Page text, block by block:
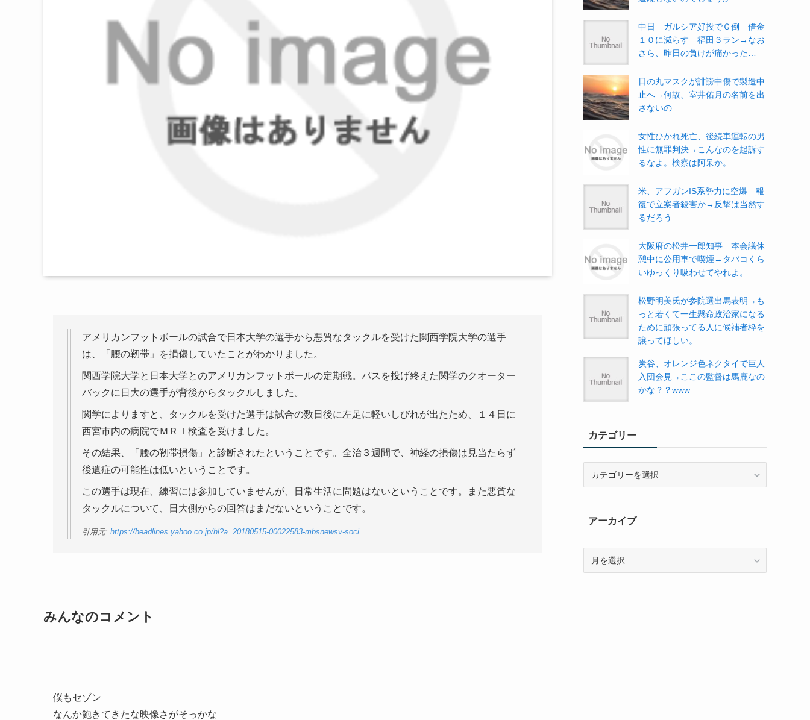
アメリカンフットボールの試合で日本大学の選手から悪質なタックルを受けた関西学院大学の選手
は、「腰の靭帯」を損傷していたことがわかりました。
関西学院大学と日本大学とのアメリカンフットボールの定期戦。パスを投げ終えた関学のクオーター
バックに日大の選手が背後からタックルしました。
関学によりますと、タックルを受けた選手は試合の数日後に左足に軽いしびれが出たため、１４日に
西宮市内の病院でＭＲＩ検査を受けました。
その結果、「腰の靭帯損傷」と診断されたということです。全治３週間で、神経の損傷は見当たらず
後遺症の可能性は低いということです。
この選手は現在、練習には参加していませんが、日常生活に問題はないということです。また悪質な
タックルについて、日大側からの回答はまだないということです。
引用元: https://headlines.yahoo.co.jp/hl?a=20180515-00022583-mbsnewsv-soci
みんなのコメント
僕もセゾン
なんか飽きてきたな映像さがそっかな
中日 ガルシア好投でＧ倒 借金
１０に減らす 福田３ラン→なお
さら、昨日の負けが痛かった…
日の丸マスクが誹謗中傷で製造中
止へ→何故、室井佑月の名前を出
さないの
女性ひかれ死亡、後続車運転の男
性に無罪判決→こんなのを起訴す
るなよ。検察は阿呆か。
米、アフガンIS系勢力に空爆 報
復で立案者殺害か→反撃は当然す
るだろう
大阪府の松井一郎知事 本会議休
憩中に公用車で喫煙→タバコくら
いゆっくり吸わせてやれよ。
松野明美氏が参院選出馬表明→も
っと若くて一生懸命政治家になる
ために頑張ってる人に候補者枠を
譲ってほしい。
炭谷、オレンジ色ネクタイで巨人
入団会見→ここの監督は馬鹿なの
かな？？www
カテゴリー
ーアーカイブ